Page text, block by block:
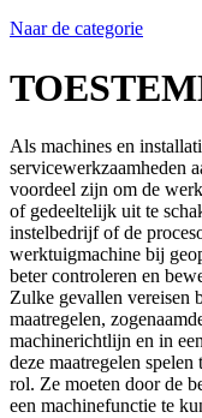
Naar de categorie
Als machines en
servicewerkzaamheden
voordeel zijn om de
of gedeeltelijk uit te
instelbedrijf of de
werktuigmachine bij
beter controleren en
Zulke gevallen vereisen
maatregelen,
machinerichtlijn en in
deze maatregelen
rol. Ze moeten door de
een machinefunctie te